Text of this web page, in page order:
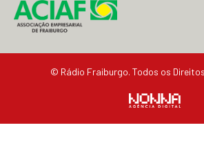
© Rádio Fraiburgo. Todos os